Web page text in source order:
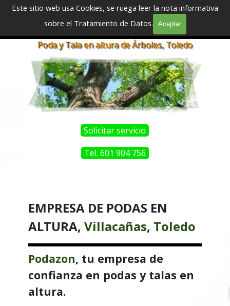
Este sitio web usa Cookies, se ruega leer la nota informativa
sobre el Tratamiento de Datos.
Aceptar
Vaya al Contenido
Saltar menúPodadores y Taladores Profesionales
Poda y Tala en altura de Árboles, Toledo
Solicitar servicio
Tel. 601 904 756
EMPRESA DE PODAS EN
ALTURA, Villacañas, Toledo
Podazon, tu empresa de
confianza en podas y talas en
altura.